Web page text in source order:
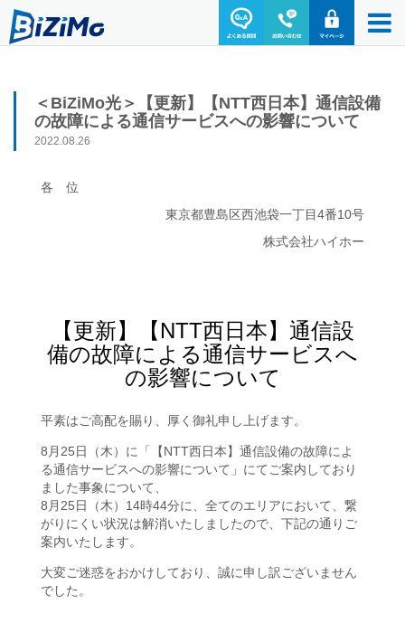
＜BiZiMo光＞【更新】【NTT西日本】通信設備
の故障による通信サービスへの影響について
2022.08.26
各 位
東京都豊島区西池袋一丁目4番10号
株式会社ハイホー
【更新】【NTT西日本】通信設
備の故障による通信サービスへ
の影響について
平素はご高配を賜り、厚く御礼申し上げます。
8月25日（木）に「【NTT西日本】通信設備の故障によ
る通信サービスへの影響について」にてご案内しており
ました事象について、
8月25日（木）14時44分に、全てのエリアにおいて、繋
がりにくい状況は解消いたしましたので、下記の通りご
案内いたします。
大変ご迷惑をおかけしており、誠に申し訳ございません
でした。